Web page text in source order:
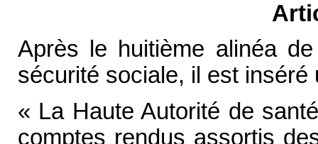
Après le huitième alinéa
sécurité sociale, il est inséré
« La Haute Autorité de
comptes rendus assortis